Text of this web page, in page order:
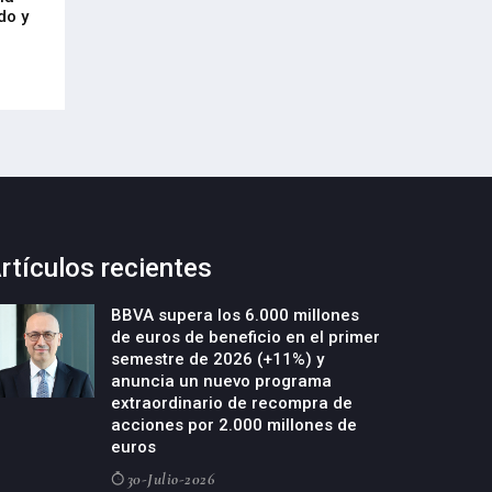
y
recientes
BBVA supera los 6.000 millones
de euros de beneficio en el primer
semestre de 2026 (+11%) y
anuncia un nuevo programa
extraordinario de recompra de
acciones por 2.000 millones de
euros
30-Julio-2026